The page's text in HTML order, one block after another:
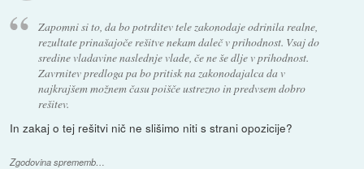
Zapomni si to, da bo potrditev tele zakonodaje odrinila realne,
rezultate prinašajoče rešitve nekam daleč v prihodnost. Vsaj do
sredine vladavine naslednje vlade, če ne še dlje v prihodnost.
Zavrnitev predloga pa bo pritisk na zakonodajalca da v
najkrajšem možnem času poišče ustrezno in predvsem dobro
rešitev.
In zakaj o tej rešitvi nič ne slišimo niti s strani opozicije?
Zgodovina sprememb…